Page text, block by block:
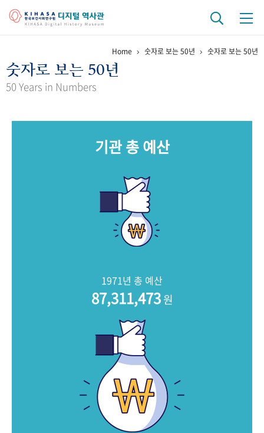
걸어온 길 기관 변천사 역대 기관장
키워드로 보는 연구 역사
문서 기록물 행정박물
Home 숫자로 보는 50년 숫자로 보는 50년
숫자로 보는 50년
50 Years in Numbers
기관 총 예산
1971년 총 예산
87,311,473원